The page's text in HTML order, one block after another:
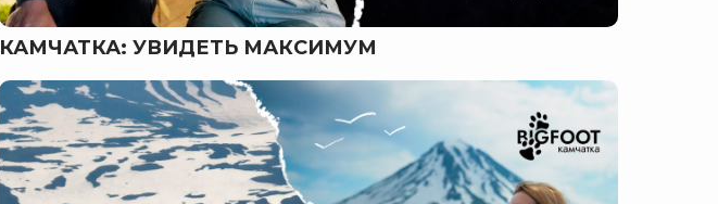
КАМЧАТКА: УВИДЕТЬ МАКСИМУМ